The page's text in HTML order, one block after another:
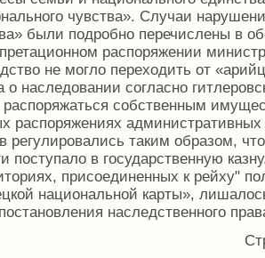
чувства». Случаи
были подробно перечислены в
распоряжении
не могло переходить от
о наследовании согласно
распоряжаться собственным
распоряжениях
регулировались таким образом,
поступало в государственную
присоединенных к рейху"
национальной карты»,
наследственного